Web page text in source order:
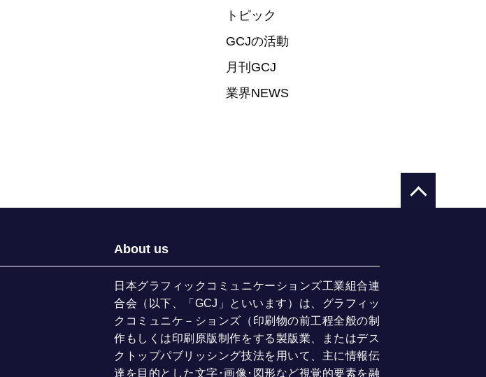
トピック
GCJの活動
月刊GCJ
業界NEWS
About us
日本グラフィックコミュニケーションズ工業組合連
合会（以下、「GCJ」といいます）は、グラフィッ
クコミュニケ－ションズ（印刷物の前工程全般の制
作もしくは印刷原版制作をする製版業、またはデス
クトップパブリッシング技法を用いて、主に情報伝
達を目的とした文字･画像･図形など視覚的要素を融